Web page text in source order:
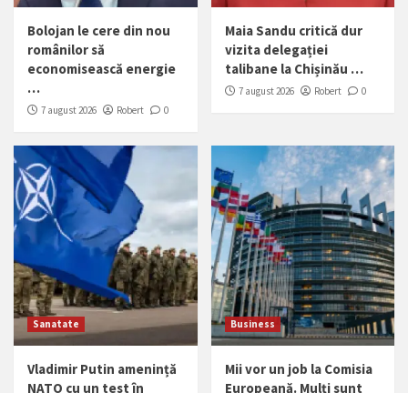
Bolojan le cere din nou
românilor să
economisească energie
…
7 august 2026 Robert 0
Maia Sandu critică dur
vizita delegației
talibane la Chișinău …
7 august 2026 Robert 0
Sanatate
Vladimir Putin amenință
NATO cu un test în
Business
Mii vor un job la Comisia
Europeană. Mulți sunt